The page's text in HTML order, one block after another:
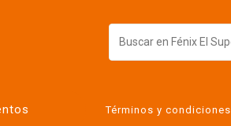
Términos y condiciones